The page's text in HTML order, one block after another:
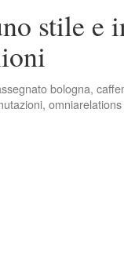
stile e
bologna,
, omniarelations